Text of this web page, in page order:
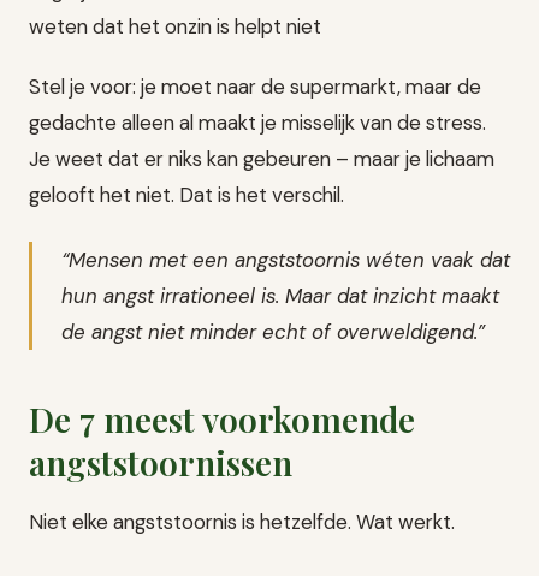
weten dat het onzin is helpt niet
Stel je voor: je moet naar de supermarkt, maar de
gedachte alleen al maakt je misselijk van de stress.
Je weet dat er niks kan gebeuren – maar je lichaam
gelooft het niet. Dat is het verschil.
“Mensen met een angststoornis wéten vaak dat
hun angst irrationeel is. Maar dat inzicht maakt
de angst niet minder echt of overweldigend.”
De 7 meest voorkomende
angststoornissen
Niet elke angststoornis is hetzelfde. Wat werkt.